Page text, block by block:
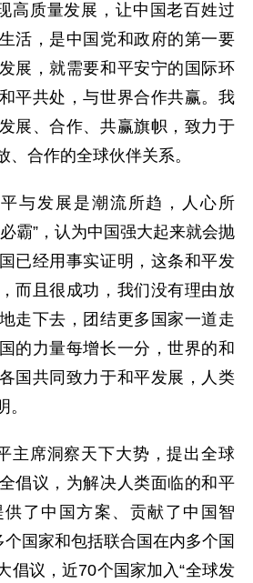
高质量发展，让中国老百姓过
活，是中国党和政府的第一要
展，就需要和平安宁的国际环
平共处，与世界合作共赢。我
展、合作、共赢旗帜，致力于
、合作的全球伙伴关系。
与发展是潮流所趋，人心所
霸”，认为中国强大起来就会抛
已经用事实证明，这条和平发
而且很成功，我们没有理由放
走下去，团结更多国家一道走
的力量每增长一分，世界的和
国共同致力于和平发展，人类
主席洞察天下大势，提出全球
倡议，为解决人类面临的和平
了中国方案、贡献了中国智
国家和包括联合国在内多个国
倡议，近70个国家加入“全球发